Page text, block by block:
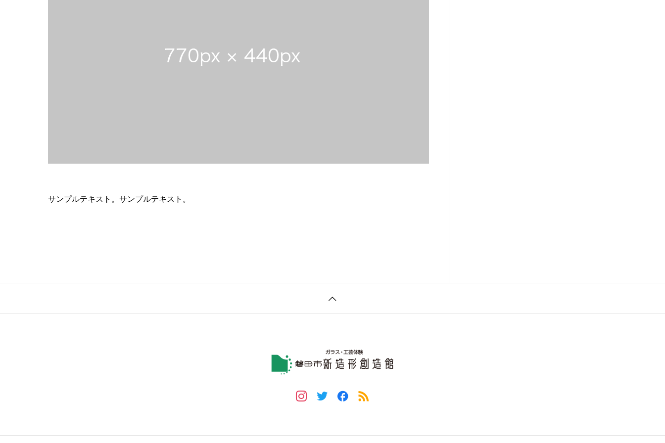
サンプルテキスト。サンプルテキスト。